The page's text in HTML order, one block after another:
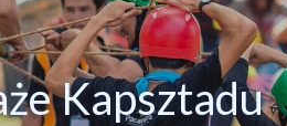
Kapsztadu